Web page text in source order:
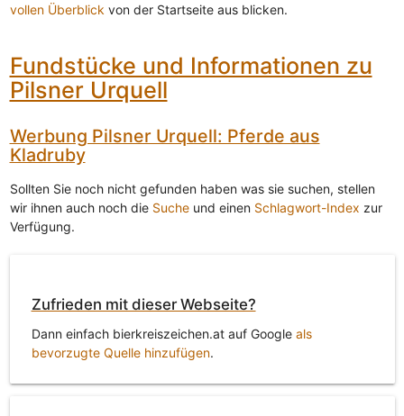
vollen Überblick von der Startseite aus blicken.
Fundstücke und Informationen zu
Pilsner Urquell
Werbung Pilsner Urquell: Pferde aus
Kladruby
Sollten Sie noch nicht gefunden haben was sie suchen, stellen
wir ihnen auch noch die Sucheund einen Schlagwort-Index zur
Verfügung.
Zufrieden mit dieser Webseite?
Dann einfach bierkreiszeichen.at auf Google als
bevorzugte Quelle hinzufügen.